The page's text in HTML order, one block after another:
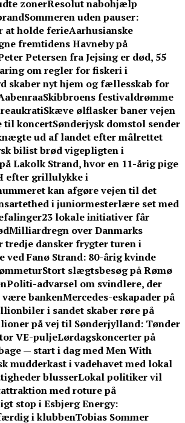
zonerResolut nabohjælp
Sommeren uden pauser:
at holde ferieAarhusianske
fremtidens Havneby på
Petersen fra Jejsing er død, 55
om regler for fiskeri i
skaber nyt hjem og fællesskab for
Skibbroens festivaldrømme
Skæve ølflasker baner vejen
til koncertSønderjysk domstol sender
ud af landet efter målrettet
bilist brød vigepligten i
Lakolk Strand, hvor en 11-årig pige
efter grillulykke i
kan afgøre vejen til det
i juniormesterlære set med
23 lokale initiativer får
Milliardregn over Danmarks
tredje dansker frygter turen i
ved Fanø Strand: 80-årig kvinde
Stort slægtsbesøg på Rømø
Politi-advarsel om svindlere, der
bankenMercedes-eskapader på
i sandet skaber røre på
på vej til Sønderjylland: Tønder
VE-puljeLørdagskoncerter på
— start i dag med Men With
mudderkast i vadehavet med lokal
blusserLokal politiker vil
med roture på
stop i Esbjerg Energy:
i klubbenTobias Sommer